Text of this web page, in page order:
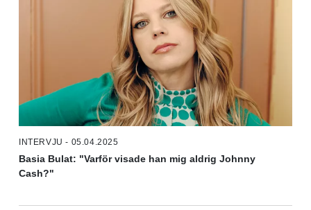
INTERVJU - 05.04.2025
Basia Bulat: "Varför visade han mig aldrig Johnny
Cash?"